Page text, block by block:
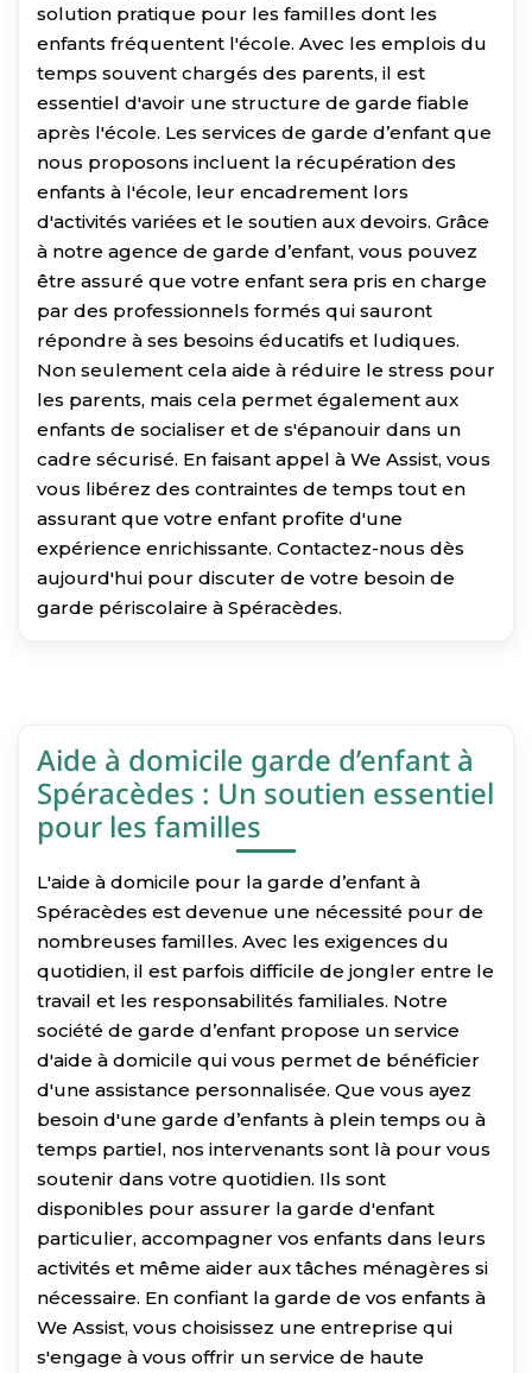
solution pratique pour les familles dont les
enfants fréquentent l'école. Avec les emplois du
temps souvent chargés des parents, il est
essentiel d'avoir une structure de garde fiable
après l'école. Les services de garde d’enfant que
nous proposons incluent la récupération des
enfants à l'école, leur encadrement lors
d'activités variées et le soutien aux devoirs. Grâce
à notre agence de garde d’enfant, vous pouvez
être assuré que votre enfant sera pris en charge
par des professionnels formés qui sauront
répondre à ses besoins éducatifs et ludiques.
Non seulement cela aide à réduire le stress pour
les parents, mais cela permet également aux
enfants de socialiser et de s'épanouir dans un
cadre sécurisé. En faisant appel à We Assist, vous
vous libérez des contraintes de temps tout en
assurant que votre enfant profite d'une
expérience enrichissante. Contactez-nous dès
aujourd'hui pour discuter de votre besoin de
garde périscolaire à Spéracèdes.
Aide à domicile garde d’enfant à
Spéracèdes : Un soutien essentiel
pour les familles
L'aide à domicile pour la garde d’enfant à
Spéracèdes est devenue une nécessité pour de
nombreuses familles. Avec les exigences du
quotidien, il est parfois difficile de jongler entre le
travail et les responsabilités familiales. Notre
société de garde d’enfant propose un service
d'aide à domicile qui vous permet de bénéficier
d'une assistance personnalisée. Que vous ayez
besoin d'une garde d’enfants à plein temps ou à
temps partiel, nos intervenants sont là pour vous
soutenir dans votre quotidien. Ils sont
disponibles pour assurer la garde d'enfant
particulier, accompagner vos enfants dans leurs
activités et même aider aux tâches ménagères si
nécessaire. En confiant la garde de vos enfants à
We Assist, vous choisissez une entreprise qui
s'engage à vous offrir un service de haute